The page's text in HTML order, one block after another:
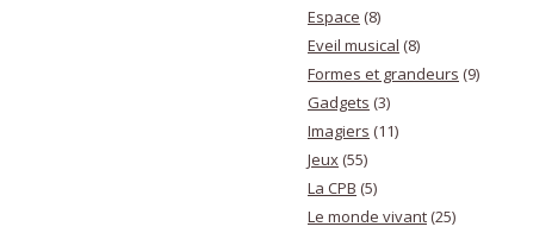
Espace (8)
Eveil musical (8)
Formes et grandeurs (9)
Gadgets (3)
Imagiers (11)
Jeux (55)
La CPB (5)
Le monde vivant (25)